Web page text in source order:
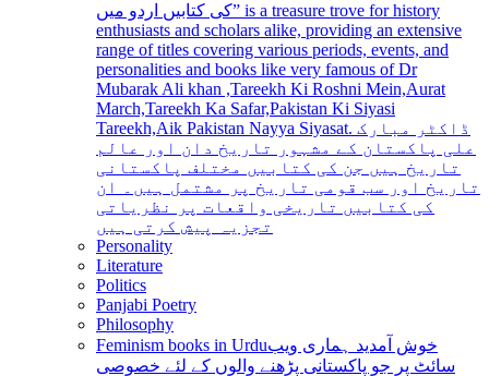
کی کتابیں اردو میں” is a treasure trove for history
enthusiasts and scholars alike, providing an extensive
range of titles covering various periods, events, and
personalities and books like very famous of Dr
Mubarak Ali khan ,Tareekh Ki Roshni Mein,Aurat
March,Tareekh Ka Safar,Pakistan Ki Siyasi
Tareekh,Aik Pakistan Nayya Siyasat. ڈاکٹر مبارک
علی پاکستان کے مشہور تاریخ دان اور عالم
تاریخ ہیں جن کی کتابیں مختلف پاکستانی
تاریخ اور سب قومی تاریخ پر مشتمل ہیں۔ ان
کی کتابیں تاریخی واقعات پر نظریاتی
تجزیہ پیش کرتی ہیں
Personality
Literature
Politics
Panjabi Poetry
Philosophy
Feminism books in Urduخوش آمدید ہماری ویب
سائٹ پر جو پاکستانی پڑھنے والوں کے لئے خصوصی